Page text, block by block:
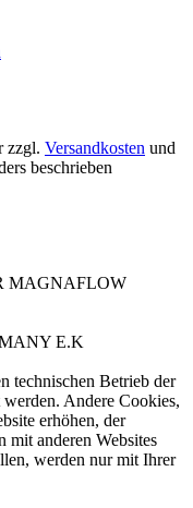
zzgl. Versandkosten und
beschrieben
MAGNAFLOW
E.K
technischen Betrieb der
Andere Cookies,
erhöhen, der
mit anderen Websites
werden nur mit Ihrer